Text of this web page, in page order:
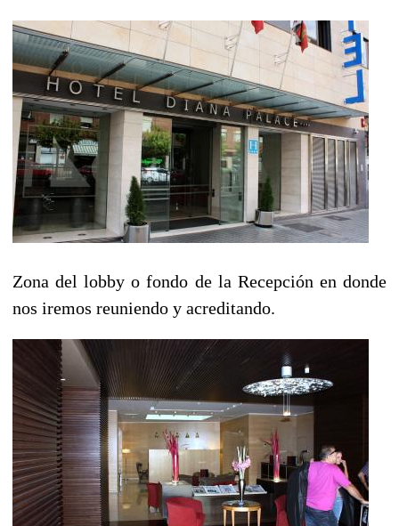
Zona del lobby o fondo de la Recepción en donde
nos iremos reuniendo y acreditando.